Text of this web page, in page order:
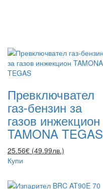
Превключвател
газ-бензин за
газов инжекцион
TAMONA TEGAS
25.56€ (49.99лв.)
Купи